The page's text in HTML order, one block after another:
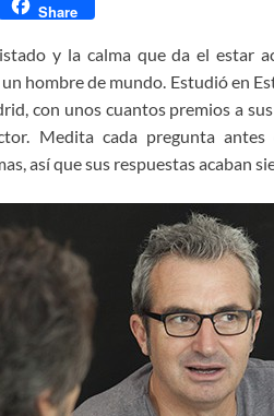
Share
y la calma que da el estar
hombre de mundo. Estudió en
con unos cuantos premios a
Medita cada pregunta
así que sus respuestas acaban